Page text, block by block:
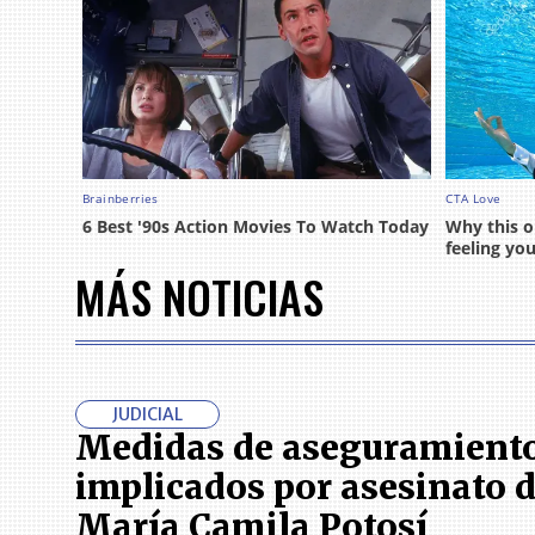
MÁS NOTICIAS
JUDICIAL
Medidas de
implicados por asesinato